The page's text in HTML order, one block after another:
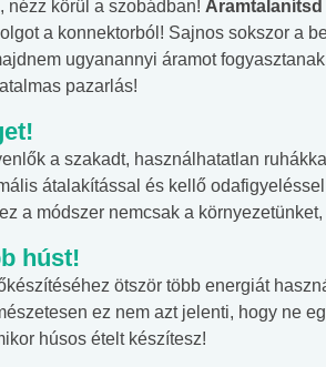
nézz körül a szobádban! Áramtalanítsd
a konnektorból! Sajnos sokszor a
ugyanannyi áramot
pazarlás!
a szakadt, használhatatlan
átalakítással és kellő
a módszer nemcsak a
húst!
ötször több energiát
ez nem azt jelenti, hogy ne
húsos ételt készítesz!